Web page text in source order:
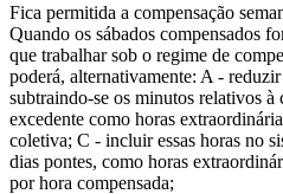
Fica permitida a compensação
Quando os sábados compensados
que trabalhar sob o regime de
poderá, alternativamente: A -
subtraindo-se os minutos relativos à
excedente como horas
coletiva; C - incluir essas horas no
dias pontes, como horas
por hora compensada;